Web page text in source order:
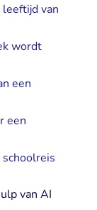
van
wordt
een
een
van AI